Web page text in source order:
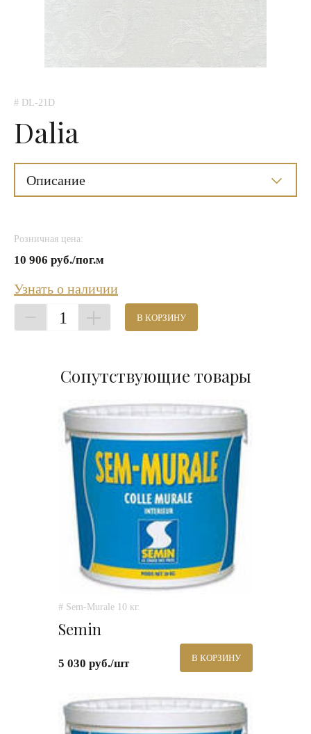
# DL-21D
Dalia
Описание
Розничная цена:
10 906 руб./пог.м
Узнать о наличии
1 В КОРЗИНУ
Сопутствующие товары
# Sem-Murale 10 кг.
Semin
5 030 руб./шт В КОРЗИНУ